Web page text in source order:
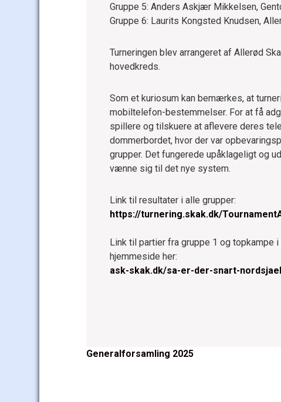
Gruppe 5: Anders Askjær Mikkelsen,
Gruppe 6: Laurits Kongsted Knudsen,
Turneringen blev arrangeret af Allerød
hovedkreds.
Som et kuriosum kan bemærkes, at
mobiltelefon-bestemmelser. For at få
spillere og tilskuere at aflevere deres
dommerbordet, hvor der var
grupper. Det fungerede upåklageligt og
vænne sig til det nye system.
Link til resultater i alle grupper:
https://turnering.skak.dk/
Link til partier fra gruppe 1 og topkampe
hjemmeside her:
ask-skak.dk/sa-er-der-snart-
Post
Generalforsamling 2025